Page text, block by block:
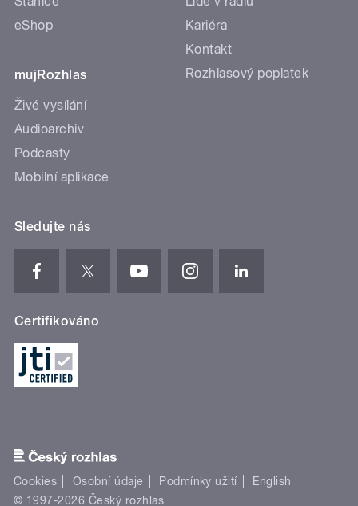
eShop
mujRozhlas
Živé vysílání
Audioarchiv
Podcasty
Mobilní aplikace
Kariéra
Kontakt
Rozhlasový poplatek
Sledujte nás
Certifikováno
Cookies Osobní údaje Podmínky užití
English
© 1997-2026 Český rozhlas